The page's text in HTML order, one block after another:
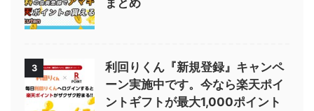
3
利回りくん『新規登録』キャンペ
ーン実施中です。今なら楽天ポイ
ントギフトが最大1,000ポイント